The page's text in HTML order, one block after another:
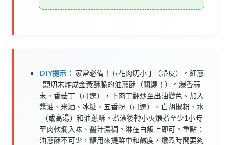
DIY提示： 家常必備！五花肉切小丁（帶皮）。紅蔥
頭切末炸成金黃酥脆的油蔥酥（關鍵！）。爆香蒜
末、香菇丁（可選），下肉丁翻炒至出油變色。加入
醬油、米酒、冰糖、五香粉（可選）、白胡椒粉、水
（或高湯）和油蔥酥。煮滾後轉小火煨煮至少1小時
至肉軟爛入味、醬汁濃稠。淋在白飯上即可。重點：
油蔥酥不可少，糖用來提鮮中和鹹度，燉煮時間要夠